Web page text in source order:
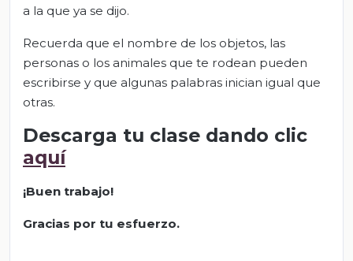
a la que ya se dijo.
Recuerda que el nombre de los objetos, las
personas o los animales que te rodean pueden
escribirse y que algunas palabras inician igual que
otras.
Descarga tu clase dando clic
aquí
¡Buen trabajo!
Gracias por tu esfuerzo.